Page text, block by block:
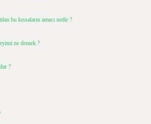
bu kıssaların amacı nedir ?
ne demek ?
?